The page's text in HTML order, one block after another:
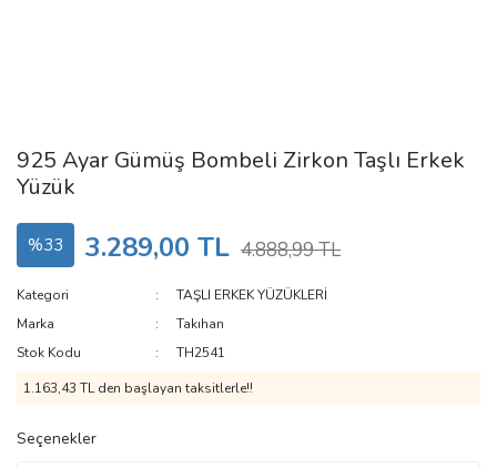
925 Ayar Gümüş Bombeli Zirkon Taşlı Erkek
Yüzük
%33 3.289,00 TL 4.888,99 TL
Kategori
TAŞLI ERKEK YÜZÜKLERİ
Marka
Takıhan
Stok Kodu
TH2541
1.163,43 TL den başlayan taksitlerle!!
Seçenekler